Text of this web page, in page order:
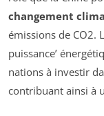
changement
émissions de CO2.
puissance’
nations à investir
contribuant ainsi à